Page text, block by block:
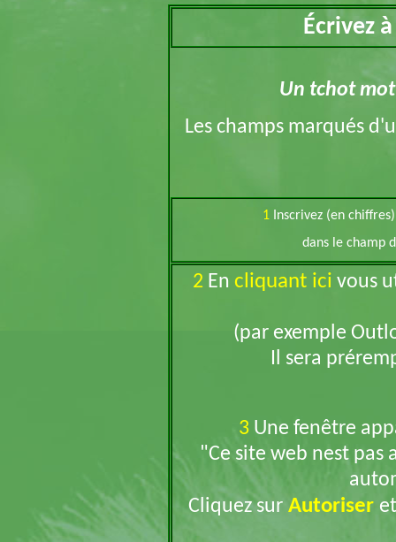
Écrivez
Un tchot
Les champs marqués
1 Inscrivez (en
dans le champ
2En cliquant ici vous
(par exemple
Il sera
3Une fenêtre
"Ce site web nest pas
Cliquez sur Autoriser